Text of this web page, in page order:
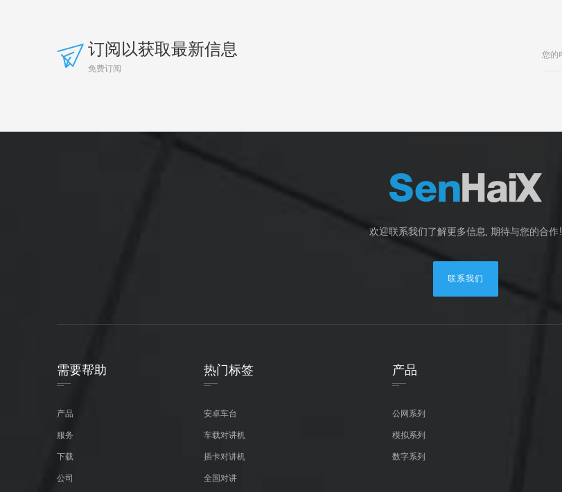
订阅以获取最新信息
免费订阅
欢迎联系我们了解更多信息, 期待与您的合作!
联系我们
需要帮助
产品
服务
下载
公司
热门标签
安卓车台
车载对讲机
插卡对讲机
全国对讲
产品
公网系列
模拟系列
数字系列